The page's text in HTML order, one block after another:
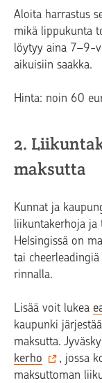
Aloita harrastus
mikä lippukunta
löytyy aina 7–9-
aikuisiin saakka.
Hinta: noin 60
2.
maksutta
Kunnat ja
liikuntakerhoja ja
Helsingissä on
tai
rinnalla.
Lisää voit lukea
kaupunki järjestää
maksutta.
kerho
, jossa
maksuttoman